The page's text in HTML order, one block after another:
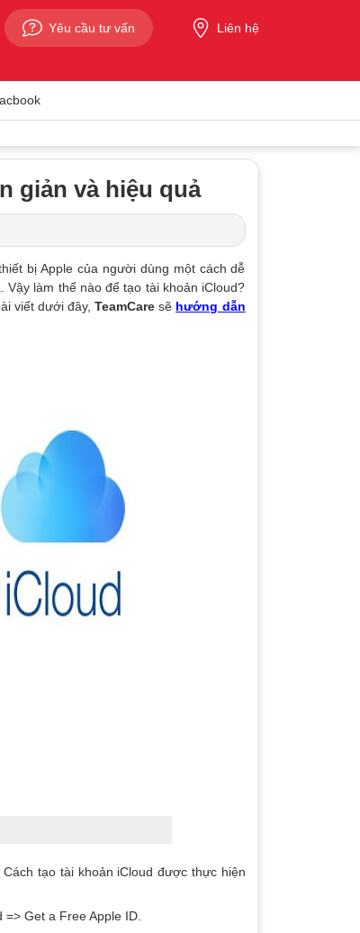
Yêu cầu tư vấn Liên hệ
giản và hiệu quả
bị Apple của người dùng một cách dễ
làm thế nào để tạo tài khoản iCloud?
viết dưới đây,TeamCare sẽ hướng dẫn
tạo tài khoản iCloud được thực hiện
Get a Free Apple ID.